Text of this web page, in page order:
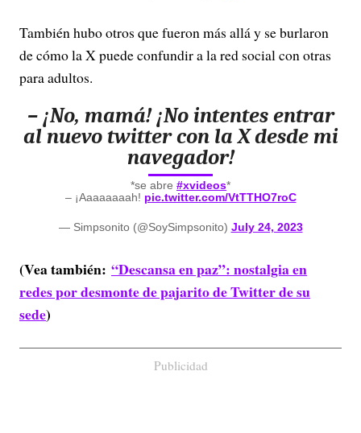
También hubo otros que fueron más allá y se burlaron
de cómo la X puede confundir a la red social con otras
para adultos.
– ¡No, mamá! ¡No intentes entrar
al nuevo twitter con la X desde mi
navegador!
*se abre #xvideos*
– ¡Aaaaaaaah! pic.twitter.com/VtTTHO7roC
— Simpsonito (@SoySimpsonito) July 24, 2023
(Vea también: “Descansa en paz”: nostalgia en
redes por desmonte de pajarito de Twitter de su
sede)
Publicidad